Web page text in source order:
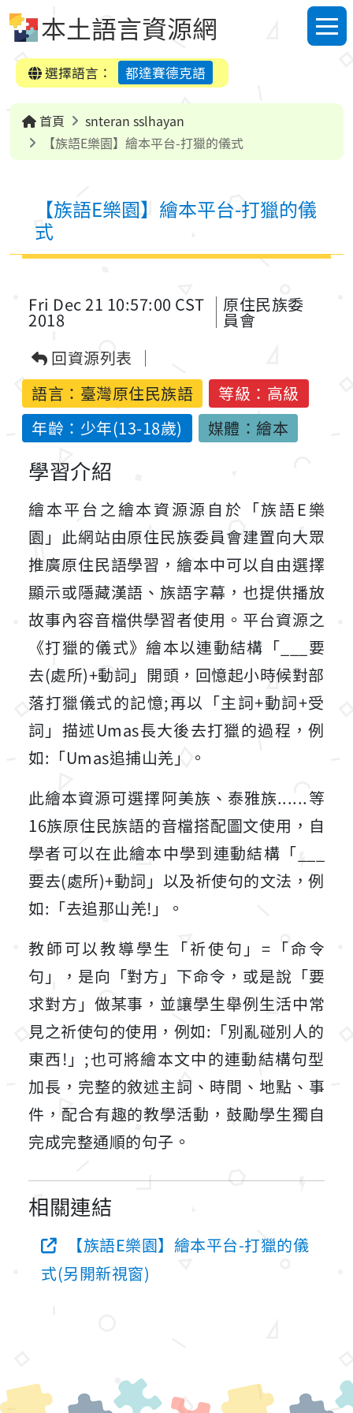
本土語言資源網
選單
選擇語言：
都達賽德克語
首頁
snteran sslhayan
【族語E樂園】繪本平台-打獵的儀式
【族語E樂園】繪本平台-打獵的儀
式
Fri Dec 21 10:57:00 CST
2018
原住民族委
員會
回資源列表
語言： 臺灣原住民族語
等級：高級
年齡：少年(13-18歲)
媒體：繪本
學習介紹
繪本平台之繪本資源源自於「族語E樂
園」此網站由原住民族委員會建置向大眾
推廣原住民語學習，繪本中可以自由選擇
顯示或隱藏漢語、族語字幕，也提供播放
故事內容音檔供學習者使用。平台資源之
《打獵的儀式》繪本以連動結構「___要
去(處所)+動詞」開頭，回憶起小時候對部
落打獵儀式的記憶;再以「主詞+動詞+受
詞」描述Umas長大後去打獵的過程，例
如:「Umas追捕山羌」。
此繪本資源可選擇阿美族、泰雅族......等
16族原住民族語的音檔搭配圖文使用，自
學者可以在此繪本中學到連動結構「___
要去(處所)+動詞」以及祈使句的文法，例
如:「去追那山羌!」。
教師可以教導學生「祈使句」=「命令
句」，是向「對方」下命令，或是說「要
求對方」做某事，並讓學生舉例生活中常
見之祈使句的使用，例如:「別亂碰別人的
東西!」;也可將繪本文中的連動結構句型
加長，完整的敘述主詞、時間、地點、事
件，配合有趣的教學活動，鼓勵學生獨自
完成完整通順的句子。
相關連結
【族語E樂園】繪本平台-打獵的儀
式(另開新視窗)